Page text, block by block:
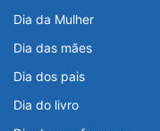
Dia da Mulher
Dia das mães
Dia dos pais
Dia do livro